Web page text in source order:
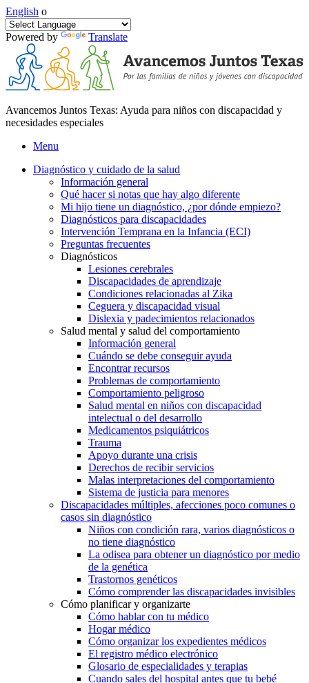
English o
Powered by Translate
Avancemos Juntos Texas: Ayuda para niños con discapacidad y
necesidades especiales
Menu
Diagnóstico y cuidado de la salud
Información general
Qué hacer si notas que hay algo diferente
Mi hijo tiene un diagnóstico, ¿por dónde empiezo?
Diagnósticos para discapacidades
Intervención Temprana en la Infancia (ECI)
Preguntas frecuentes
Diagnósticos
Lesiones cerebrales
Discapacidades de aprendizaje
Condiciones relacionadas al Zika
Ceguera y discapacidad visual
Dislexia y padecimientos relacionados
Salud mental y salud del comportamiento
Información general
Cuándo se debe conseguir ayuda
Encontrar recursos
Problemas de comportamiento
Comportamiento peligroso
Salud mental en niños con discapacidad
intelectual o del desarrollo
Medicamentos psiquiátricos
Trauma
Apoyo durante una crisis
Derechos de recibir servicios
Malas interpretaciones del comportamiento
Sistema de justicia para menores
Discapacidades múltiples, afecciones poco comunes o
casos sin diagnóstico
Niños con condición rara, varios diagnósticos o
no tiene diagnóstico
La odisea para obtener un diagnóstico por medio
de la genética
Trastornos genéticos
Cómo comprender las discapacidades invisibles
Cómo planificar y organizarte
Cómo hablar con tu médico
Hogar médico
Cómo organizar los expedientes médicos
El registro médico electrónico
Glosario de especialidades y terapias
Cuando sales del hospital antes que tu bebé